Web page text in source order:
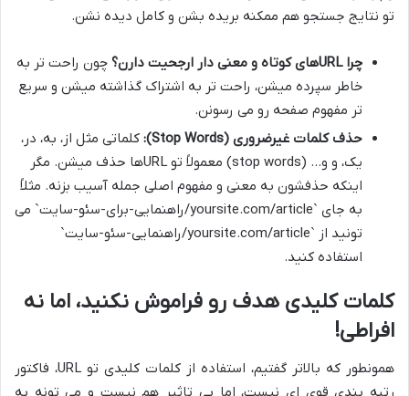
تو نتایج جستجو هم ممکنه بریده بشن و کامل دیده نشن.
چرا URLهای کوتاه و معنی دار ارجحیت دارن؟
چون راحت تر به
خاطر سپرده میشن، راحت تر به اشتراک گذاشته میشن و سریع
تر مفهوم صفحه رو می رسونن.
حذف کلمات غیرضروری (Stop Words):
کلماتی مثل از، به، در،
یک، و و… (stop words) معمولاً تو URLها حذف میشن. مگر
اینکه حذفشون به معنی و مفهوم اصلی جمله آسیب بزنه. مثلاً
به جای `yoursite.com/article/راهنمایی-برای-سئو-سایت` می
تونید از `yoursite.com/article/راهنمایی-سئو-سایت`
استفاده کنید.
کلمات کلیدی هدف رو فراموش نکنید، اما نه
افراطی!
همونطور که بالاتر گفتیم، استفاده از کلمات کلیدی تو URL، فاکتور
رتبه بندی قوی ای نیست، اما بی تاثیر هم نیست و می تونه به